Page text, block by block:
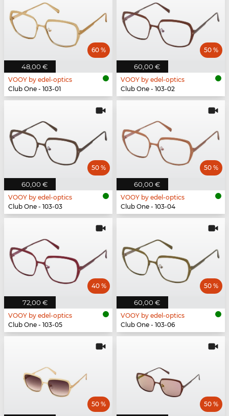
48,00 €
60 %
VOOY by edel-optics
Club One - 103-01
60,00 €
50 %
VOOY by edel-optics
Club One - 103-02
60,00 €
50 %
VOOY by edel-optics
Club One - 103-03
60,00 €
50 %
VOOY by edel-optics
Club One - 103-04
72,00 €
40 %
VOOY by edel-optics
Club One - 103-05
60,00 €
50 %
VOOY by edel-optics
Club One - 103-06
50 % 50 %